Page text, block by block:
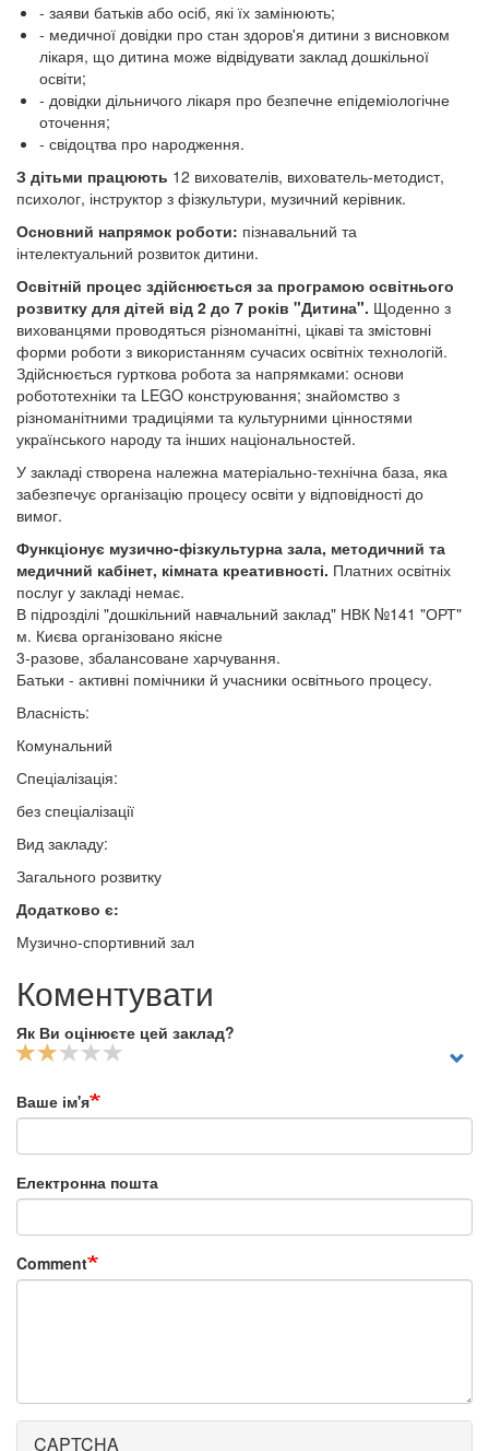
- заяви батьків або осіб, які їх замінюють;
- медичної довідки про стан здоров'я дитини з висновком
лікаря, що дитина може відвідувати заклад дошкільної
освіти;
- довідки дільничого лікаря про безпечне епідеміологічне
оточення;
- свідоцтва про народження.
З дітьми працюють 12 вихователів, вихователь-методист,
психолог, інструктор з фізкультури, музичний керівник.
Основний напрямок роботи: пізнавальний та
інтелектуальний розвиток дитини.
Освітній процес здійснюється за програмою освітнього
розвитку для дітей від 2 до 7 років "Дитина". Щоденно з
вихованцями проводяться різноманітні, цікаві та змістовні
форми роботи з використанням сучасих освітніх технологій.
Здійснюється гурткова робота за напрямками: основи
робототехніки та LEGO конструювання; знайомство з
різноманітними традиціями та культурними цінностями
українського народу та інших національностей.
У закладі створена належна матеріально-технічна база, яка
забезпечує організацію процесу освіти у відповідності до
вимог.
Функціонує музично-фізкультурна зала, методичний та
медичний кабінет, кімната креативності. Платних освітніх
послуг у закладі немає.
В підрозділі "дошкільний навчальний заклад" НВК №141 "ОРТ"
м. Києва організовано якісне
3-разове, збалансоване харчування.
Батьки - активні помічники й учасники освітнього процесу.
Власність:
Комунальний
Спеціалізація:
без спеціалізації
Вид закладу:
Загального розвитку
Додатково є:
Музично-спортивний зал
Коментувати
Як Ви оцінюєте цей заклад?
Ваше ім'я
Електронна пошта
Comment
CAPTCHA